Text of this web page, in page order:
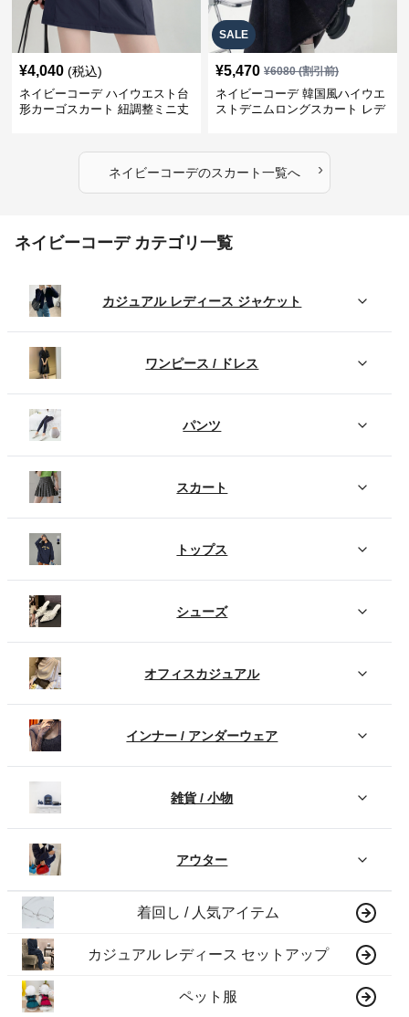
¥4,040 (税込)
ネイビーコーデ ハイウエスト台
形カーゴスカート 紐調整ミニ丈
SALE
¥5,470 ¥6080(割引前)
ネイビーコーデ 韓国風ハイウエ
ストデニムロングスカート レデ
ネイビーコーデのスカート一覧へ ›
ネイビーコーデ カテゴリ一覧
カジュアル レディース ジャケット
ワンピース / ドレス
パンツ
スカート
トップス
シューズ
オフィスカジュアル
インナー / アンダーウェア
雑貨 / 小物
アウター
着回し / 人気アイテム
カジュアル レディース セットアップ
ペット服